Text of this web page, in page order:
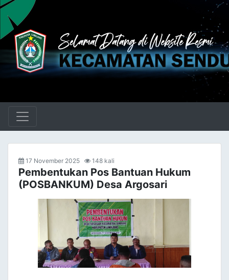
17 November 2025 148 kali
Pembentukan Pos Bantuan Hukum
(POSBANKUM) Desa Argosari